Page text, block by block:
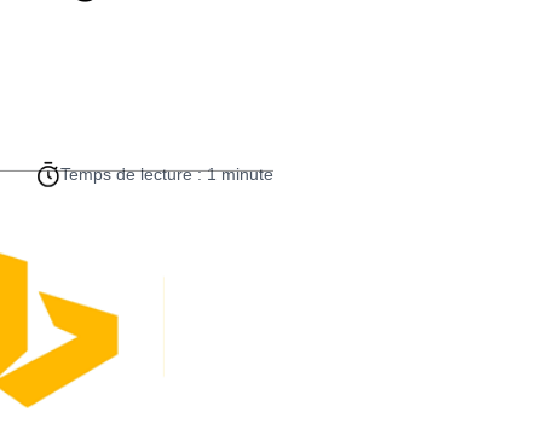
Temps de lecture : 1 minute